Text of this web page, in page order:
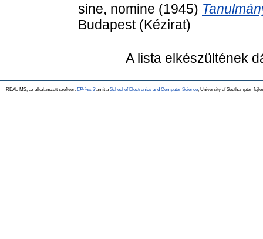
sine, nomine (1945)
Budapest (Kézirat)
A lista elkészültének
REAL-MS, az alkalamzott szoftver: EPrints 3amit a School of Electronics and Computer Science , University of Southampton